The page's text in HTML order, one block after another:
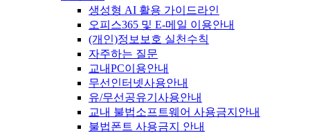
생성형 AI 활용 가이드라인
오피스365 및 E-메일 이용안내
(개인)정보보호 실천수칙
자주하는 질문
교내PC이용안내
무선인터넷사용안내
유/무선공유기사용안내
교내 불법소프트웨어 사용금지안내
불법폰트 사용금지 안내